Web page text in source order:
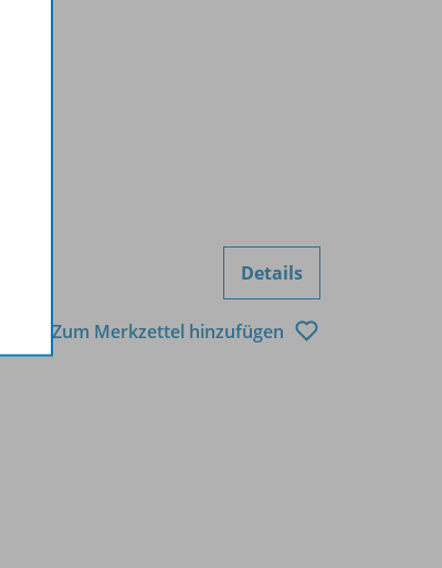
Details
Zum Merkzettel hinzufügen